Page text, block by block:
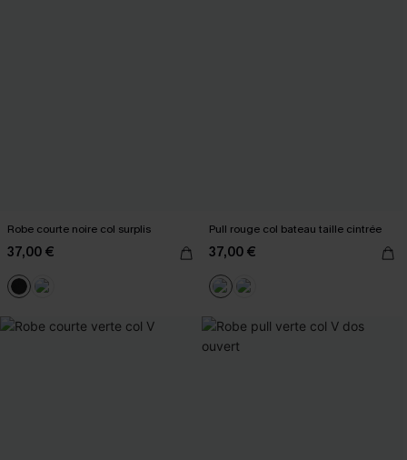
Robe courte noire col surplis
37,00 €
Pull rouge col bateau taille cintrée
37,00 €